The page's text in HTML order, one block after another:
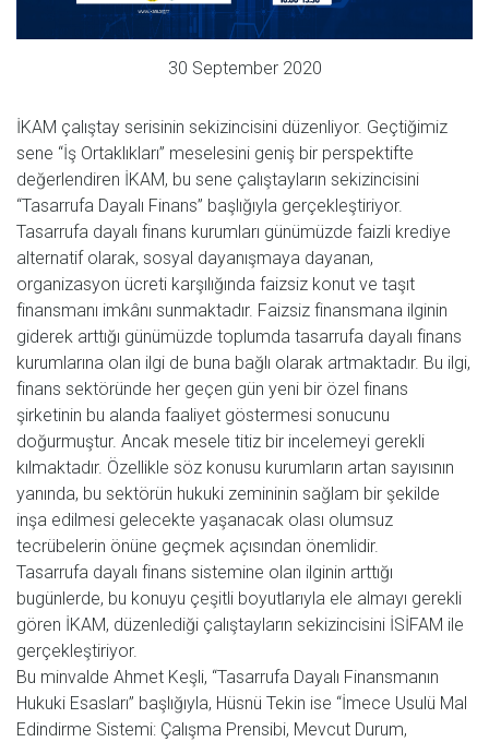
30 September 2020
İKAM çalıştay serisinin sekizincisini düzenliyor. Geçtiğimiz
sene “İş Ortaklıkları” meselesini geniş bir perspektifte
değerlendiren İKAM, bu sene çalıştayların sekizincisini
“Tasarrufa Dayalı Finans” başlığıyla gerçekleştiriyor.
Tasarrufa dayalı finans kurumları günümüzde faizli krediye
alternatif olarak, sosyal dayanışmaya dayanan,
organizasyon ücreti karşılığında faizsiz konut ve taşıt
finansmanı imkânı sunmaktadır. Faizsiz finansmana ilginin
giderek arttığı günümüzde toplumda tasarrufa dayalı finans
kurumlarına olan ilgi de buna bağlı olarak artmaktadır. Bu ilgi,
finans sektöründe her geçen gün yeni bir özel finans
şirketinin bu alanda faaliyet göstermesi sonucunu
doğurmuştur. Ancak mesele titiz bir incelemeyi gerekli
kılmaktadır. Özellikle söz konusu kurumların artan sayısının
yanında, bu sektörün hukuki zemininin sağlam bir şekilde
inşa edilmesi gelecekte yaşanacak olası olumsuz
tecrübelerin önüne geçmek açısından önemlidir.
Tasarrufa dayalı finans sistemine olan ilginin arttığı
bugünlerde, bu konuyu çeşitli boyutlarıyla ele almayı gerekli
gören İKAM, düzenlediği çalıştayların sekizincisini İSİFAM ile
gerçekleştiriyor.
Bu minvalde Ahmet Keşli, “Tasarrufa Dayalı Finansmanın
Hukuki Esasları” başlığıyla, Hüsnü Tekin ise “İmece Usulü Mal
Edindirme Sistemi: Çalışma Prensibi, Mevcut Durum,